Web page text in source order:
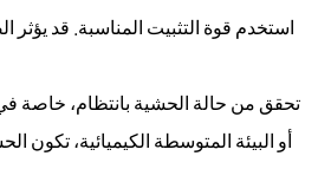
استخدم قوة التثبيت المناسبة. قد يؤثر
تحقق من حالة الحشية بانتظام، خاصة
أو البيئة المتوسطة الكيميائية، تكون